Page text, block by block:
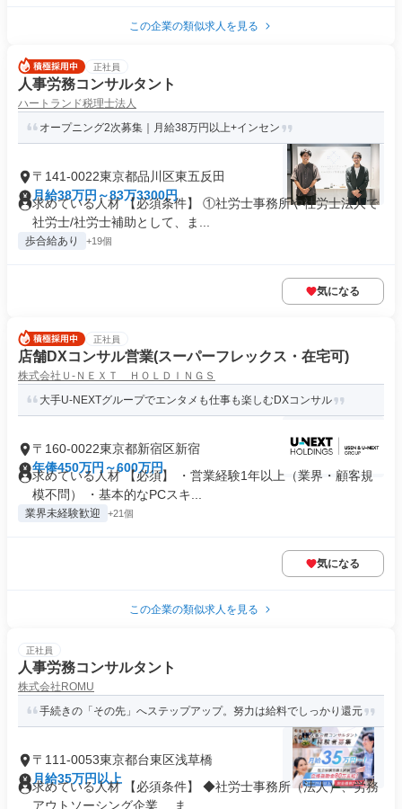
この企業の類似求人を見る
正社員
人事労務コンサルタント
ハートランド税理士法人
オープニング2次募集｜月給38万円以上+インセン
〒141-0022東京都品川区東五反田
月給38万円～83万3300円
求めている人材 【必須条件】 ①社労士事務所や社労士法人で
社労士/社労士補助として、ま...
歩合給あり +19個
気になる
正社員
店舗DXコンサル営業(スーパーフレックス・在宅可)
株式会社Ｕ‐ＮＥＸＴ ＨＯＬＤＩＮＧＳ
大手U-NEXTグループでエンタメも仕事も楽しむDXコンサル
〒160-0022東京都新宿区新宿
年俸450万円～600万円
求めている人材 【必須】 ・営業経験1年以上（業界・顧客規
模不問） ・基本的なPCスキ...
業界未経験歓迎 +21個
気になる
この企業の類似求人を見る
正社員
人事労務コンサルタント
株式会社ROMU
手続きの「その先」へステップアップ。努力は給料でしっかり還元
〒111-0053東京都台東区浅草橋
月給35万円以上
求めている人材 【必須条件】 ◆社労士事務所（法人）、労務
アウトソーシング企業、 ま...